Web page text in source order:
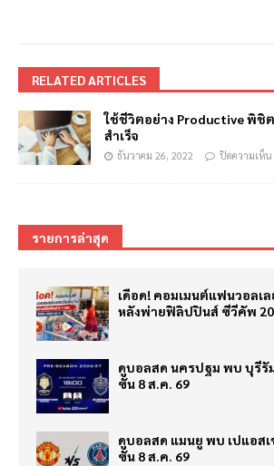
RELATED ARTICLES
ใช้ชีวิตอย่าง Productive พิชิ
สำเร็จ
ธันวาคม 26, 2022 ปิดความเห็น
รายการล่าสุด
เดือด! คอมเมนต์แฟนวอลเ
หลังพ่ายฟิลิปปินส์ ซีวีคัพ
ดูบอลสด นครปฐม พบ บุรีรั
ซั่น 8 ส.ค. 69
ดูบอลสด แมนยู พบ เปแอส
ซั่น 8 ส.ค. 69